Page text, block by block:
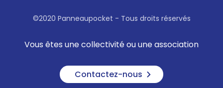
©2020 Panneaupocket - Tous droits réservés
Vous êtes une collectivité ou une association
Contactez-nous